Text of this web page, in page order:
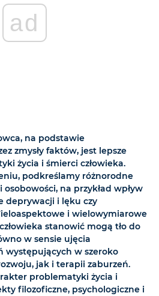
ad
na podstawie
zmysły faktów, jest lepsze
życia i śmierci człowieka.
podkreślamy różnorodne
na przykład wpływ
deprywacji i lęku czy
i wielowymiarowe
stanowić mogą tło do
w sensie ujęcia
występujących w szeroko
jak i terapii zaburzeń.
problematyki życia i
filozoficzne, psychologiczne i